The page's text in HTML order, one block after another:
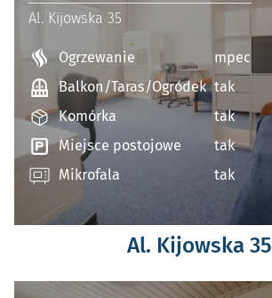
Al. Kijowska 35
Al. Kijowska 35
Ogrzewanie
mpec
Balkon/Taras/Ogródek tak
Komórka
tak
Miejsce postojowe
tak
Mikrofala
tak